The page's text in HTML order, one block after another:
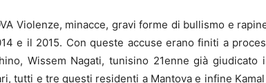
Violenze, minacce, gravi forme di bullismo e
e il 2015. Con queste accuse erano finiti a
Wissem Nagati, tunisino 21enne già
tutti e tre questi residenti a Mantova e infine